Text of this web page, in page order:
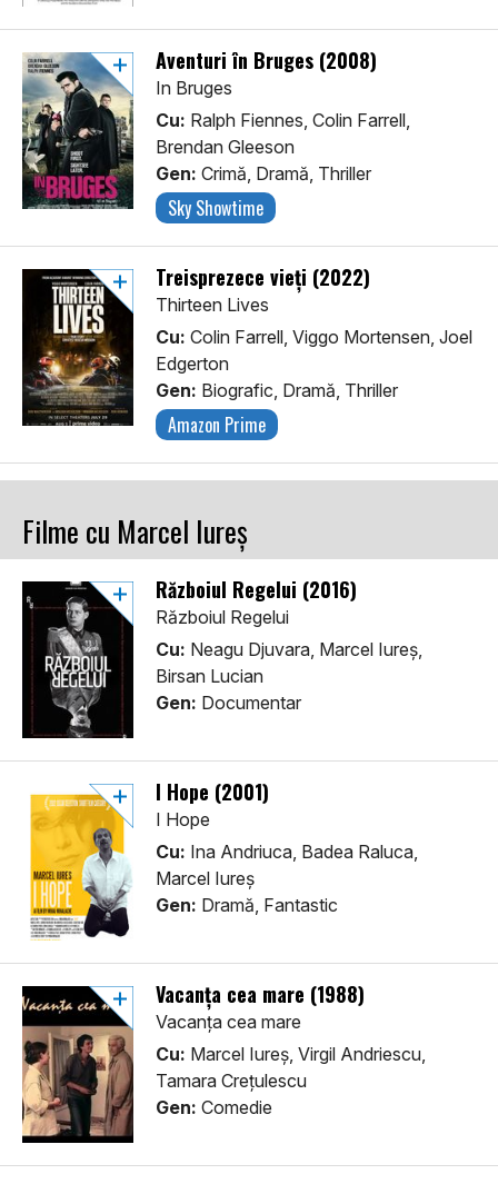
Aventuri în Bruges (2008)
In Bruges
Cu: Ralph Fiennes, Colin Farrell,
Brendan Gleeson
Gen: Crimă, Dramă, Thriller
Sky Showtime
Treisprezece vieți (2022)
Thirteen Lives
Cu: Colin Farrell, Viggo Mortensen, Joel
Edgerton
Gen: Biografic, Dramă, Thriller
Amazon Prime
Filme cu Marcel Iureș
Războiul Regelui (2016)
Războiul Regelui
Cu: Neagu Djuvara, Marcel Iureș,
Birsan Lucian
Gen: Documentar
I Hope (2001)
I Hope
Cu: Ina Andriuca, Badea Raluca,
Marcel Iureș
Gen: Dramă, Fantastic
Vacanța cea mare (1988)
Vacanța cea mare
Cu: Marcel Iureș, Virgil Andriescu,
Tamara Crețulescu
Gen: Comedie